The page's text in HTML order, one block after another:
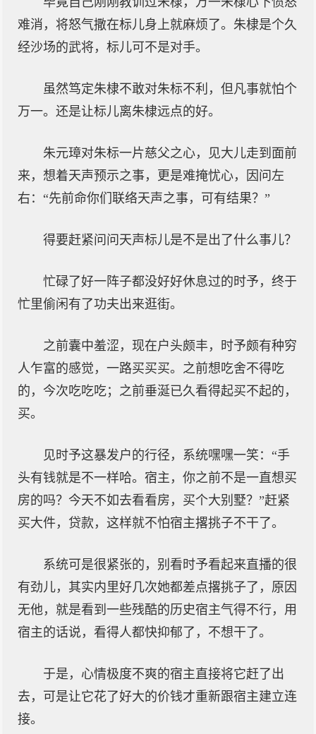
难消，将怒气撒在标儿身上就麻烦了。朱棣是个久
经沙场的武将，标儿可不是对手。
虽然笃定朱棣不敢对朱标不利，但凡事就怕个
万一。还是让标儿离朱棣远点的好。
朱元璋对朱标一片慈父之心，见大儿走到面前
来，想着天声预示之事，更是难掩忧心，因问左
右：“先前命你们联络天声之事，可有结果？”
得要赶紧问问天声标儿是不是出了什么事儿？
忙碌了好一阵子都没好好休息过的时予，终于
忙里偷闲有了功夫出来逛街。
之前囊中羞涩，现在户头颇丰，时予颇有种穷
人乍富的感觉，一路买买买。之前想吃舍不得吃
的，今次吃吃吃；之前垂涎已久看得起买不起的，
买。
见时予这暴发户的行径，系统嘿嘿一笑：“手
头有钱就是不一样哈。宿主，你之前不是一直想买
房的吗？今天不如去看看房，买个大别墅？”赶紧
买大件，贷款，这样就不怕宿主撂挑子不干了。
系统可是很紧张的，别看时予看起来直播的很
有劲儿，其实内里好几次她都差点撂挑子了，原因
无他，就是看到一些残酷的历史宿主气得不行，用
宿主的话说，看得人都快抑郁了，不想干了。
于是，心情极度不爽的宿主直接将它赶了出
去，可是让它花了好大的价钱才重新跟宿主建立连
接。